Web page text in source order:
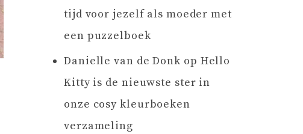
tijd voor jezelf als moeder met
een puzzelboek
Danielle van de Donk op Hello
Kitty is de nieuwste ster in
onze cosy kleurboeken
verzameling